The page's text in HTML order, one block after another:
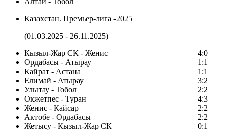
Казахстан. Премьер-лига -2025
(01.03.2025 - 26.11.2025)
Кызыл-Жар СК - Женис
4:0
Ордабасы - Атырау
1:1
Кайрат - Астана
1:1
Елимай - Атырау
3:2
Улытау - Тобол
2:2
Окжетпес - Туран
4:3
Женис - Кайсар
2:2
Актобе - Ордабасы
2:2
Жетысу - Кызыл-Жар СК
0:1